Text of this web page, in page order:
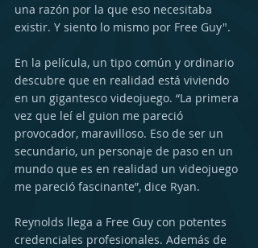
una razón por la que eso necesitaba
existir. Y siento lo mismo por Free Guy".
En la película, un tipo común y ordinario
descubre que en realidad está viviendo
en un gigantesco videojuego. “La primera
vez que leí el guion me pareció
provocador, maravilloso. Eso de ser un
secundario, un personaje de paso en un
mundo que es en realidad un videojuego
me pareció fascinante”, dice Ryan.
Reynolds llega a Free Guy con potentes
credenciales profesionales. Además de